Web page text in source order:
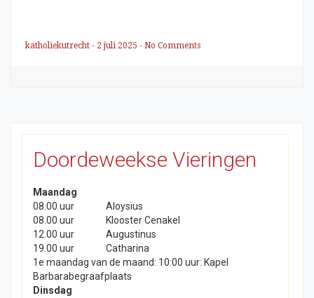
katholiekutrecht - 2 juli 2025 - No Comments
Doordeweekse Vieringen
Maandag
08.00 uur
Aloysius
08.00 uur
Klooster Cenakel
12.00 uur
Augustinus
19.00 uur
Catharina
1e maandag van de maand: 10:00 uur: Kapel
Barbarabegraafplaats
Dinsdag